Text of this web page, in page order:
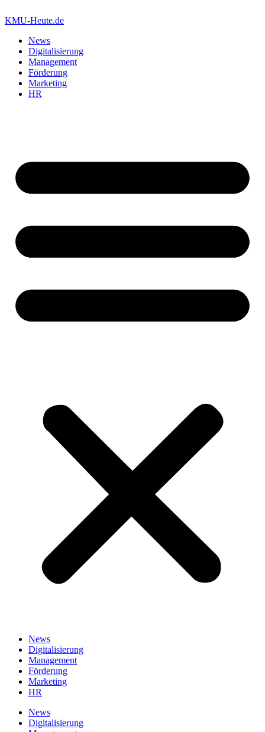
Inhalt
KMU-Heute.de
News
Digitalisierung
Management
Förderung
Marketing
HR
News
Digitalisierung
Management
Förderung
Marketing
HR
News
Digitalisierung